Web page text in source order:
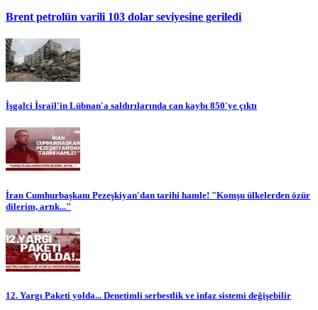
Brent petrolün varili 103 dolar seviyesine geriledi
İşgalci İsrail'in Lübnan'a saldırılarında can kaybı 850'ye çıktı
İran Cumhurbaşkanı Pezeşkiyan'dan tarihi hamle! "Komşu ülkelerden özür
dilerim, artık..."
12. Yargı Paketi yolda... Denetimli serbestlik ve infaz sistemi değişebilir